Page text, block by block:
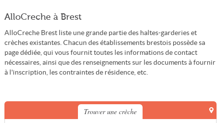
AlloCreche à Brest
AlloCreche Brest liste une grande partie des haltes-garderies et
crèches existantes. Chacun des établissements brestois possède sa
page dédiée, qui vous fournit toutes les informations de contact
nécessaires, ainsi que des renseignements sur les documents à fournir
à l'inscription, les contraintes de résidence, etc.
Trouver une crèche